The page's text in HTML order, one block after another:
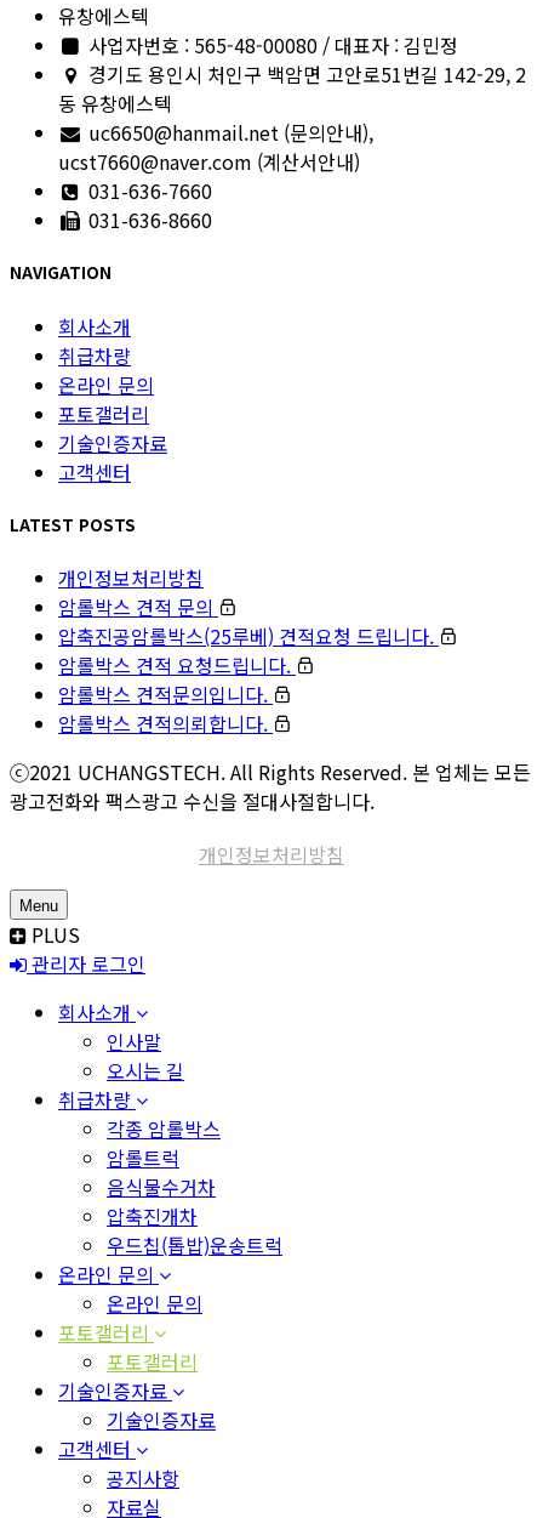
유창에스텍
사업자번호 : 565-48-00080 / 대표자 : 김민정
경기도 용인시 처인구 백암면 고안로51번길 142-29, 2
동 유창에스텍
uc6650@hanmail.net (문의안내),
ucst7660@naver.com (계산서안내)
031-636-7660
031-636-8660
NAVIGATION
회사소개
취급차량
온라인 문의
포토갤러리
기술인증자료
고객센터
LATEST POSTS
개인정보처리방침
암롤박스 견적 문의
압축진공암롤박스(25루베) 견적요청 드립니다.
암롤박스 견적 요청드립니다.
암롤박스 견적문의입니다.
암롤박스 견적의뢰합니다.
ⓒ2021 UCHANGSTECH. All Rights Reserved. 본 업체는 모든
광고전화와 팩스광고 수신을 절대사절합니다.
개인정보처리방침
Menu
PLUS
관리자 로그인
회사소개
인사말
오시는 길
취급차량
각종 암롤박스
암롤트럭
음식물수거차
압축진개차
우드칩(톱밥)운송트럭
온라인 문의
온라인 문의
포토갤러리
포토갤러리
기술인증자료
기술인증자료
고객센터
공지사항
자료실